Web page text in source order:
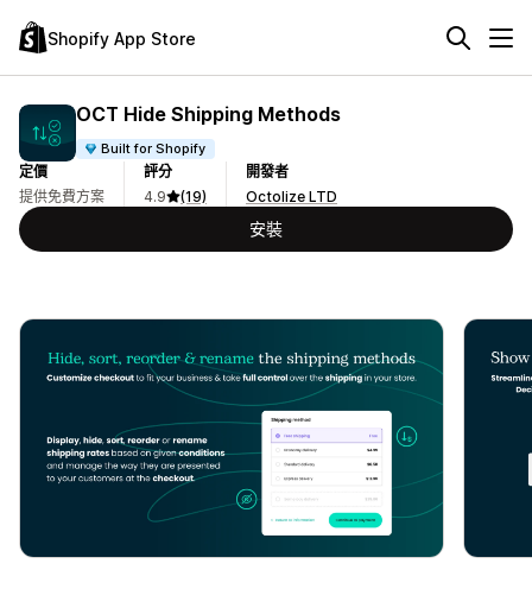
Shopify App Store
OCT Hide Shipping Methods
Built for Shopify
定價
提供免費方案
評分
4.9
(19)
開發者
Octolize LTD
安裝